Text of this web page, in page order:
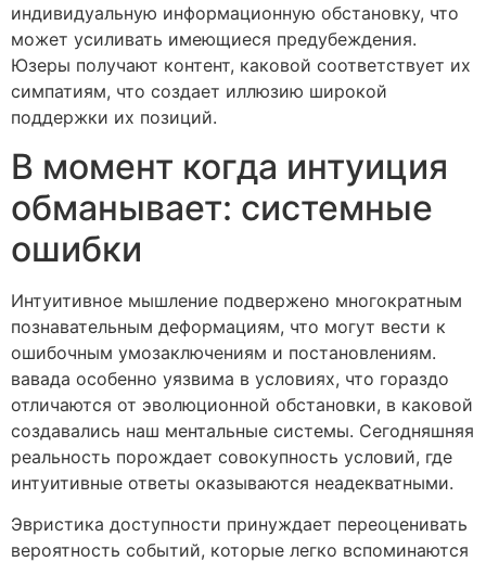
индивидуальную информационную обстановку, что
может усиливать имеющиеся предубеждения.
Юзеры получают контент, каковой соответствует их
симпатиям, что создает иллюзию широкой
поддержки их позиций.
В момент когда интуиция
обманывает: системные
ошибки
Интуитивное мышление подвержено многократным
познавательным деформациям, что могут вести к
ошибочным умозаключениям и постановлениям.
вавада особенно уязвима в условиях, что гораздо
отличаются от эволюционной обстановки, в каковой
создавались наш ментальные системы. Сегодняшняя
реальность порождает совокупность условий, где
интуитивные ответы оказываются неадекватными.
Эвристика доступности принуждает переоценивать
вероятность событий, которые легко вспоминаются